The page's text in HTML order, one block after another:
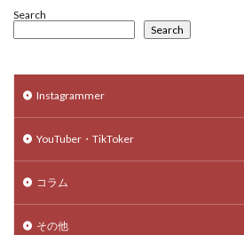
Search
Search
Instagrammer
YouTuber・TikToker
コラム
その他